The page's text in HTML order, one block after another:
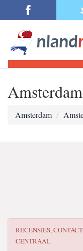
Amsterdam
RECENSIES,
CENTRAAL